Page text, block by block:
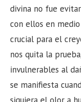
divina no fue
con ellos en
crucial para el
nos quita la
invulnerables al
se manifiesta